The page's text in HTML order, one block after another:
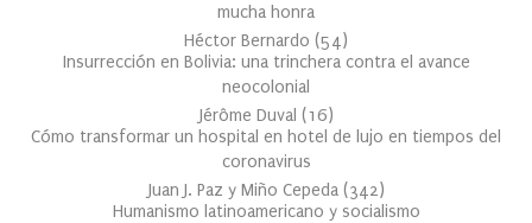
mucha honra
Héctor Bernardo (54)
Insurrección en Bolivia: una trinchera contra el avance
neocolonial
Jérôme Duval (16)
Cómo transformar un hospital en hotel de lujo en tiempos del
coronavirus
Juan J. Paz y Miño Cepeda (342)
Humanismo latinoamericano y socialismo